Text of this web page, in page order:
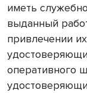
иметь
выданный
привлечении
оперативного